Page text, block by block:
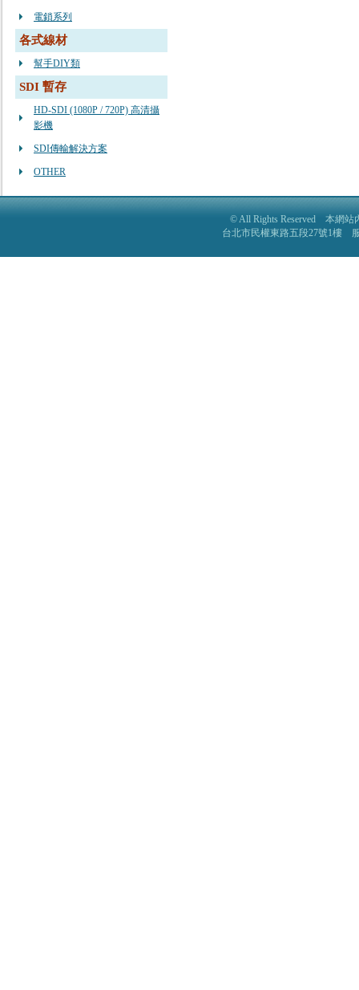
電鎖系列
各式線材
幫手DIY類
SDI 暫存
HD-SDI (1080P / 720P) 高清攝
影機
SDI傳輸解決方案
OTHER
© All Rights Reserved 本網站
台北市民權東路五段27號1樓